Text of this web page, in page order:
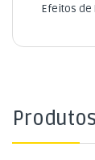
Efeitos de